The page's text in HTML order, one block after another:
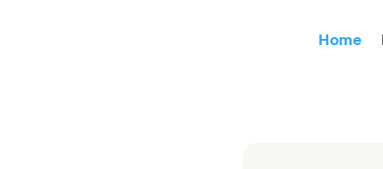
Home